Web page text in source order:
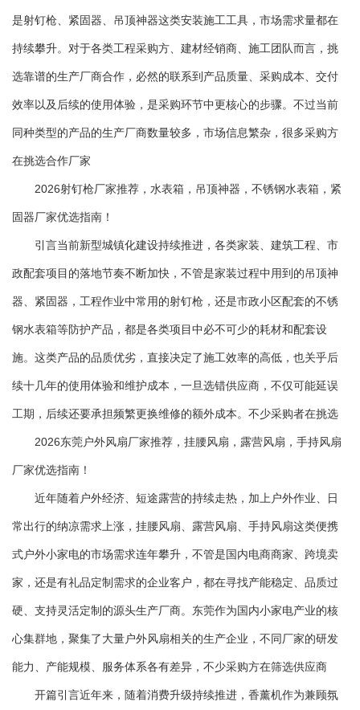
是射钉枪、紧固器、吊顶神器这类安装施工工具，市场需求量都在
持续攀升。对于各类工程采购方、建材经销商、施工团队而言，挑
选靠谱的生产厂商合作，必然的联系到产品质量、采购成本、交付
效率以及后续的使用体验，是采购环节中更核心的步骤。不过当前
同种类型的产品的生产厂商数量较多，市场信息繁杂，很多采购方
在挑选合作厂家
2026射钉枪厂家推荐，水表箱，吊顶神器，不锈钢水表箱，紧
固器厂家优选指南！
引言当前新型城镇化建设持续推进，各类家装、建筑工程、市
政配套项目的落地节奏不断加快，不管是家装过程中用到的吊顶神
器、紧固器，工程作业中常用的射钉枪，还是市政小区配套的不锈
钢水表箱等防护产品，都是各类项目中必不可少的耗材和配套设
施。这类产品的品质优劣，直接决定了施工效率的高低，也关乎后
续十几年的使用体验和维护成本，一旦选错供应商，不仅可能延误
工期，后续还要承担频繁更换维修的额外成本。不少采购者在挑选
2026东莞户外风扇厂家推荐，挂腰风扇，露营风扇，手持风扇
厂家优选指南！
近年随着户外经济、短途露营的持续走热，加上户外作业、日
常出行的纳凉需求上涨，挂腰风扇、露营风扇、手持风扇这类便携
式户外小家电的市场需求连年攀升，不管是国内电商商家、跨境卖
家，还是有礼品定制需求的企业客户，都在寻找产能稳定、品质过
硬、支持灵活定制的源头生产厂商。东莞作为国内小家电产业的核
心集群地，聚集了大量户外风扇相关的生产企业，不同厂家的研发
能力、产能规模、服务体系各有差异，不少采购方在筛选供应商
开篇引言近年来，随着消费升级持续推进，香薰机作为兼顾氛